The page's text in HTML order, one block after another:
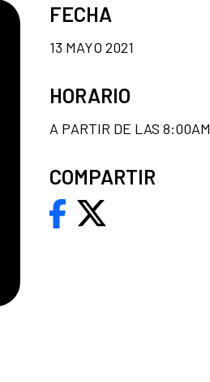
FECHA
13 MAYO 2021
HORARIO
A PARTIR DE LAS 8:00AM
COMPARTIR